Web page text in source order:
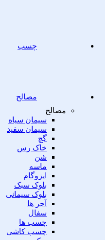
چسب
مصالح
مصالح
سیمان سیاه
سیمان سفید
گچ
خاک رس
شن
ماسه
ایزوگام
بلوک سبک
بلوک سیمانی
آجر ها
سفال
چسب ها
چسب کاشی